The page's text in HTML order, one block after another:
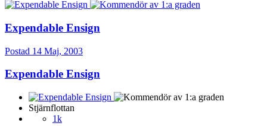
Expendable Ensign
Postad 14 Maj, 2003
Expendable Ensign
Stjärnflottan
1k